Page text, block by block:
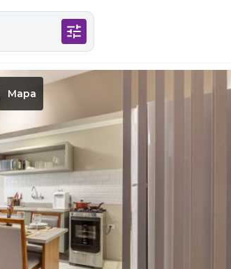
Mapa